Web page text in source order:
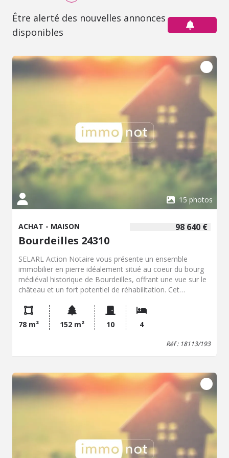
Être alerté des nouvelles annonces
disponibles
15 photos
98 640 €
ACHAT - MAISON
Bourdeilles 24310
SELARL Action Notaire vous présente un ensemble
immobilier en pierre idéalement situé au coeur du bourg
médiéval historique de Bourdeilles, offrant une vue sur le
château et un fort potentiel de réhabilitation. Cet
usage d'habitation, une grange en pierre de taille et un
agréable jardin d'environ 39 m² entièrement clos de murs
avec un petit abri en bois, constituant une opportunité
idéale pour un investisseur ou un projet de gîte de
de vie avec cuisine aménagée et séjour avec vue sur le
château, et à l'étage de deux chambres et d'une salle
d'eau, le tout sur un sous-sol complet parfait pour le
stockage technique. La seconde maison, d'environ 35 m²
habitables répartis sur trois niveaux, offre une
configuration de caractère avec une pièce de vie au rez-
de-chaussée, une chambre avec salle d'eau bénéficiant
d'une vue dégagée sur les monuments à l'étage, et des
combles aménagés. Pour compléter ce bien, la grange de
78 m² 152 m² 10 4
Réf : 18113/193